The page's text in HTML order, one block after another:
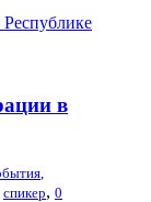
в
спикер, 0